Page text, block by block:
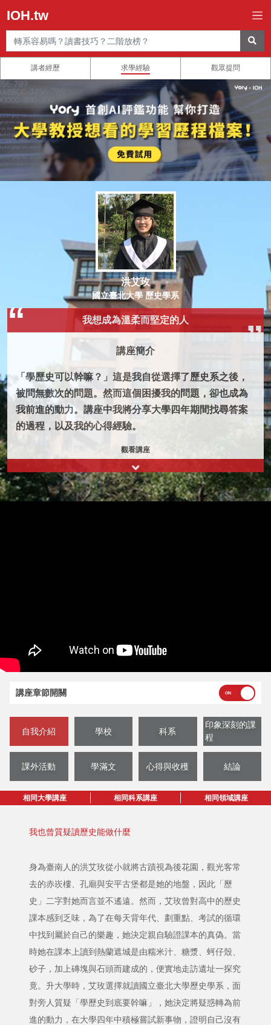
IOH.tw
講者經歷 求學經驗 觀眾提問
洪艾玫
國立臺北大學 歷史學系
我想成為溫柔而堅定的人
講座簡介
「學歷史可以幹嘛？」這是我自從選擇了歷史系之後，
被問無數次的問題。然而這個困擾我的問題，卻也成為
我前進的動力。講座中我將分享大學四年期間找尋答案
的過程，以及我的心得經驗。
觀看講座
講座章節開關
自我介紹 學校 科系
印象深刻的課
程
課外活動 學滿文 心得與收穫 結論
相同大學講座 相同科系講座 相同領域講座
我也曾質疑讀歷史能做什麼
身為臺南人的洪艾玫從小就將古蹟視為後花園，觀光客常
去的赤崁樓、孔廟與安平古堡都是她的地盤，因此「歷
史」二字對她而言並不遙遠。然而，艾玫曾對高中的歷史
課本感到乏味，為了在每天背年代、劃重點、考試的循環
中找到屬於自己的樂趣，她決定親自驗證課本的真偽。當
時她在課本上讀到熱蘭遮城是由糯米汁、糖漿、蚵仔殼、
砂子，加上磚塊與石頭而建成的，便實地走訪遺址一探究
竟。升大學時，艾玫選擇就讀國立臺北大學歷史學系，面
對旁人質疑「學歷史到底要幹嘛」，她決定將疑惑轉為前
進的動力，在大學四年中積極嘗試新事物，證明自己沒有